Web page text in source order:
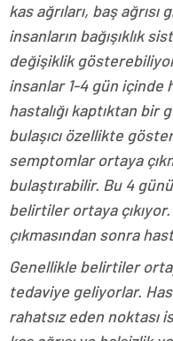
kas ağrıları, baş
insanların bağışıklık
değişiklik
insanlar 1-4 gün içinde
hastalığı kaptıktan bir
bulaşıcı özellikte
semptomlar ortaya
bulaştırabilir. Bu 4
belirtiler ortaya
çıkmasından sonra
Genellikle belirtiler
tedaviye geliyorlar.
rahatsız eden noktası